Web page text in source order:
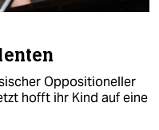
Oppositioneller
hofft ihr Kind auf eine